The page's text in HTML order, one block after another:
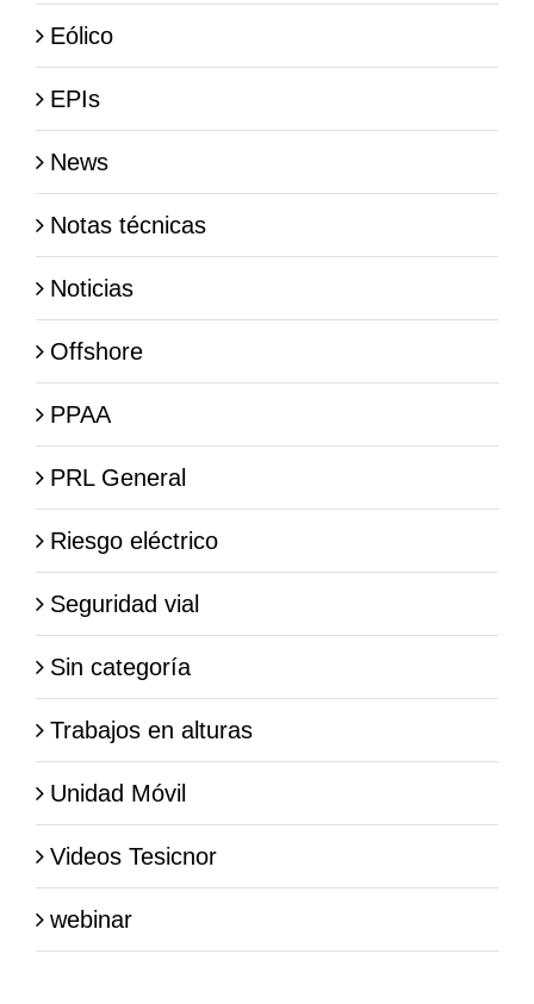
Eólico
EPIs
News
Notas técnicas
Noticias
Offshore
PPAA
PRL General
Riesgo eléctrico
Seguridad vial
Sin categoría
Trabajos en alturas
Unidad Móvil
Videos Tesicnor
webinar